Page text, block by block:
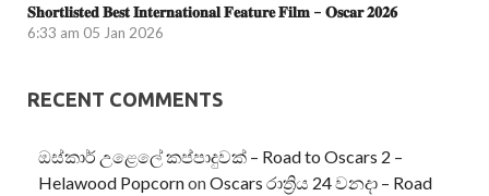
𝐒𝐡𝐨𝐫𝐭𝐥𝐢𝐬𝐭𝐞𝐝 𝐁𝐞𝐬𝐭 𝐈𝐧𝐭𝐞𝐫𝐧𝐚𝐭𝐢𝐨𝐧𝐚𝐥 𝐅𝐞𝐚𝐭𝐮𝐫𝐞 𝐅𝐢𝐥𝐦 – 𝐎𝐬𝐜𝐚𝐫 𝟐𝟎𝟐𝟔
6:33 am 05 Jan 2026
RECENT COMMENTS
ඔස්කාර් උළෙලේ කප්පාදුවක් – Road to Oscars 2 –
Helawood PopcornonOscars රාත්‍රිය 24 වනදා – Road